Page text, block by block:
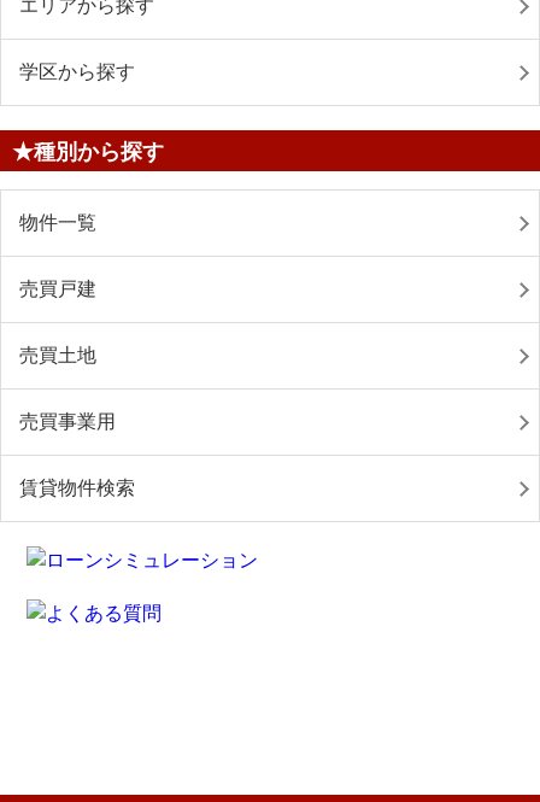
エリアから探す
学区から探す
★種別から探す
物件一覧
売買戸建
売買土地
売買事業用
賃貸物件検索